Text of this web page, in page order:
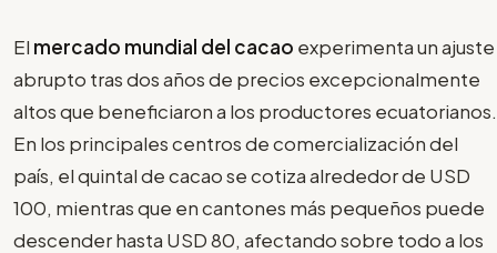
El mercado mundial del cacao experimenta un ajuste
abrupto tras dos años de precios excepcionalmente
altos que beneficiaron a los productores ecuatorianos.
En los principales centros de comercialización del
país, el quintal de cacao se cotiza alrededor de USD
100, mientras que en cantones más pequeños puede
descender hasta USD 80, afectando sobre todo a los